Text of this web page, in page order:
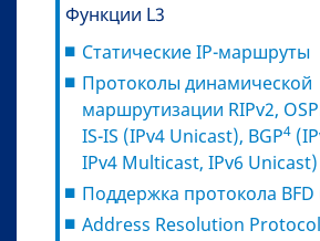
Функции L3
Статические IP-маршруты
Протоколы динамической
маршрутизации RIPv2,
IS-IS (IPv4 Unicast), BGP4
IPv4 Multicast, IPv6 Unicast)
Поддержка протокола BFD
Address Resolution